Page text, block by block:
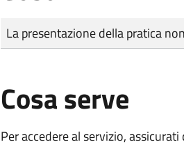
Tipo di pagamento
Importo
La presentazione della pratica
Cosa serve
Per accedere al servizio, assicurati